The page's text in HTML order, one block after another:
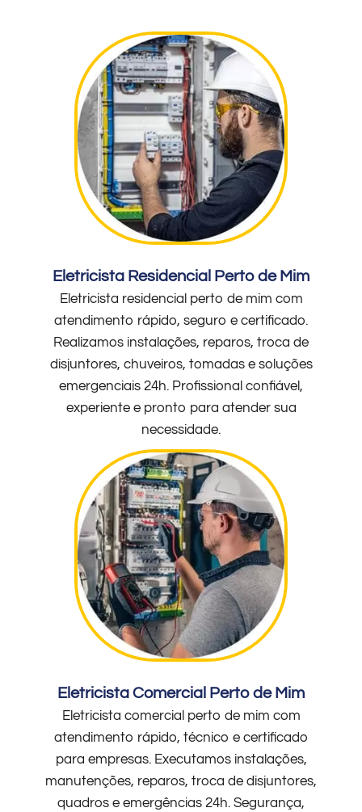
Eletricista Residencial Perto de Mim
Eletricista residencial perto de mim com
atendimento rápido, seguro e certificado.
Realizamos instalações, reparos, troca de
disjuntores, chuveiros, tomadas e soluções
emergenciais 24h. Profissional confiável,
experiente e pronto para atender sua
necessidade.
Eletricista Comercial Perto de Mim
Eletricista comercial perto de mim com
atendimento rápido, técnico e certificado
para empresas. Executamos instalações,
manutenções, reparos, troca de disjuntores,
quadros e emergências 24h. Segurança,